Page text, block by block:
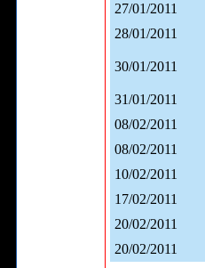
27/01/2011
28/01/2011
30/01/2011
31/01/2011
08/02/2011
08/02/2011
10/02/2011
17/02/2011
20/02/2011
20/02/2011